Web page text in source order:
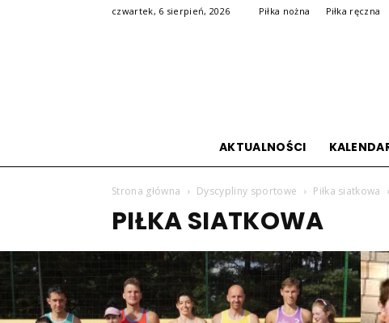
czwartek, 6 sierpień, 2026 Piłka nożna Piłka ręczna
AKTUALNOŚCI
Strona główna Dyscypliny sportowe Piłka siatkowa
PIŁKA SIATKOWA